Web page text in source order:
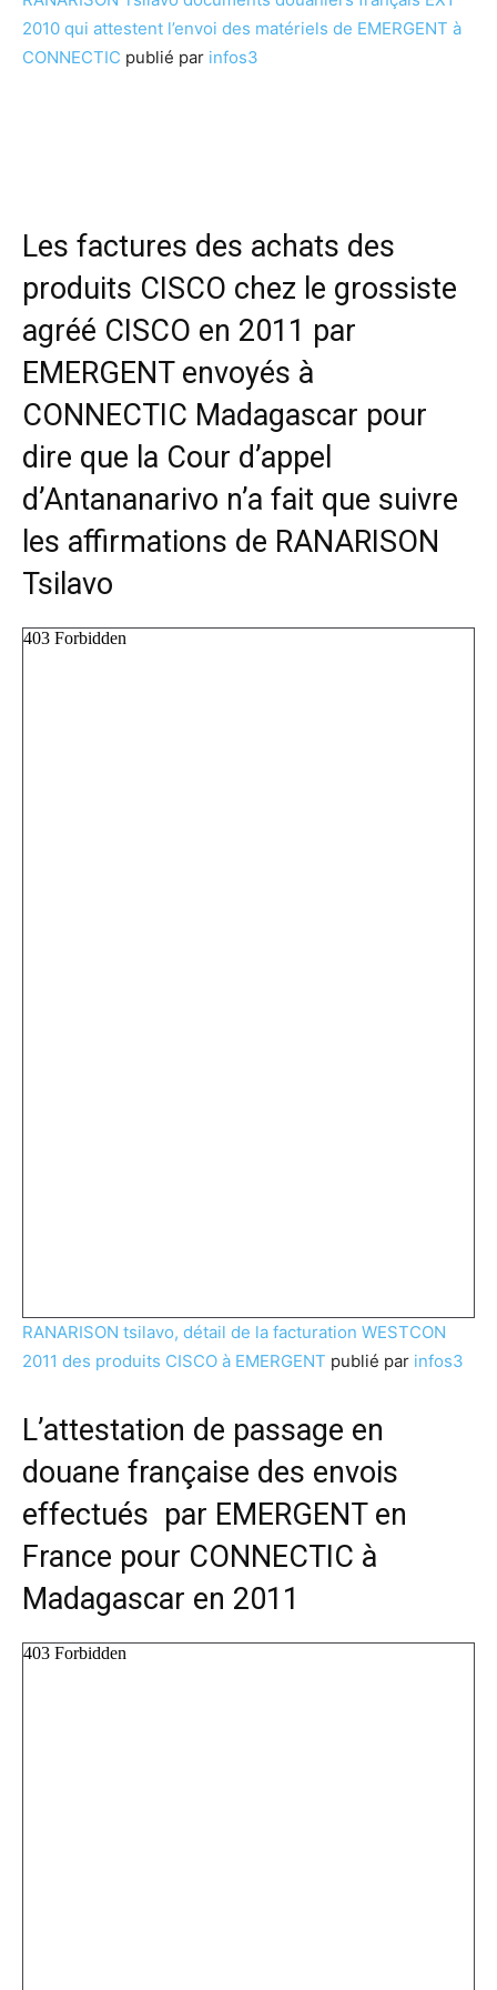
2010 qui attestent l’envoi des matériels de EMERGENT à
CONNECTIC publié par infos3
Les factures des achats des
produits CISCO chez le grossiste
agréé CISCO en 2011 par
EMERGENT envoyés à
CONNECTIC Madagascar pour
dire que la Cour d’appel
d’Antananarivo n’a fait que suivre
les affirmations de RANARISON
Tsilavo
RANARISON tsilavo, détail de la facturation WESTCON
2011 des produits CISCO à EMERGENT publié par infos3
L’attestation de passage en
douane française des envois
effectués par EMERGENT en
France pour CONNECTIC à
Madagascar en 2011